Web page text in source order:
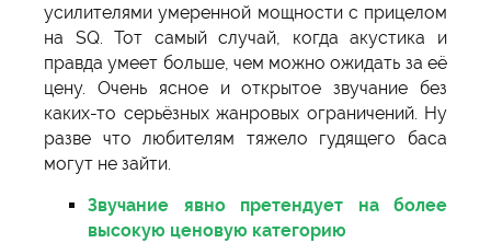
усилителями умеренной мощности с прицелом
на SQ. Тот самый случай, когда акустика и
правда умеет больше, чем можно ожидать за её
цену. Очень ясное и открытое звучание без
каких-то серьёзных жанровых ограничений. Ну
разве что любителям тяжело гудящего баса
могут не зайти.
Звучание явно претендует на более
высокую ценовую категорию